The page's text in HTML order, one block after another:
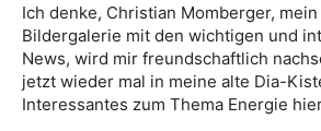
Ich denke, Christian Momberger,
Bildergalerie mit den wichtigen und
News, wird mir freundschaftlich
jetzt wieder mal in meine alte Dia-
Interessantes zum Thema Energie